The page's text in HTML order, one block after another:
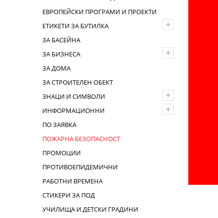
ЕВРОПЕЙСКИ ПРОГРАМИ И ПРОЕКТИ
+
ЕТИКЕТИ ЗА БУТИЛКА
ЗА БАСЕЙНА
+
ЗА БИЗНЕСА
ЗА ДОМА
ЗА СТРОИТЕЛЕН ОБЕКТ
+
ЗНАЦИ И СИМВОЛИ
+
ИНФОРМАЦИОННИ
ПО ЗАЯВКА
ПОЖАРНА БЕЗОПАСНОСТ
ПРОМОЦИИ
ПРОТИВОЕПИДЕМИЧНИ
РАБОТНИ ВРЕМЕНА
СТИКЕРИ ЗА ПОД
УЧИЛИЩА И ДЕТСКИ ГРАДИНИ